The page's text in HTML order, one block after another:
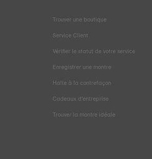
Trouver une boutique
Service Client
Vérifier le statut de votre service
Enregistrer une montre
Halte à la contrefaçon
Cadeaux d'entreprise
Trouver la montre idéale